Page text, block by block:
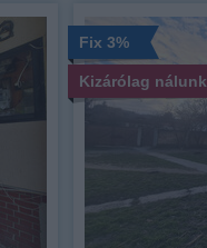
Fix 3%
Kizárólag nálunk